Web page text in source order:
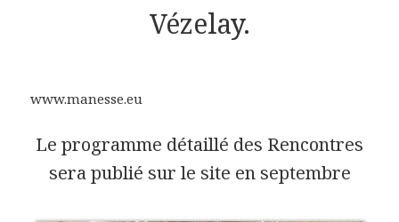
Vézelay.
www.manesse.eu
Le programme détaillé des Rencontres
sera publié sur le site en septembre